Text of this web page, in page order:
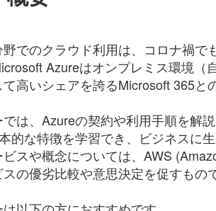
でのクラウド利用は、コロナ禍で
Azureはオンプレミス環境
高いシェアを誇るMicrosoft 365と
は、Azureの契約や利用手順を解
的な特徴を学習でき、ビジネスに
スや概念については、AWS
スの優劣比較や意思決定を促すもの